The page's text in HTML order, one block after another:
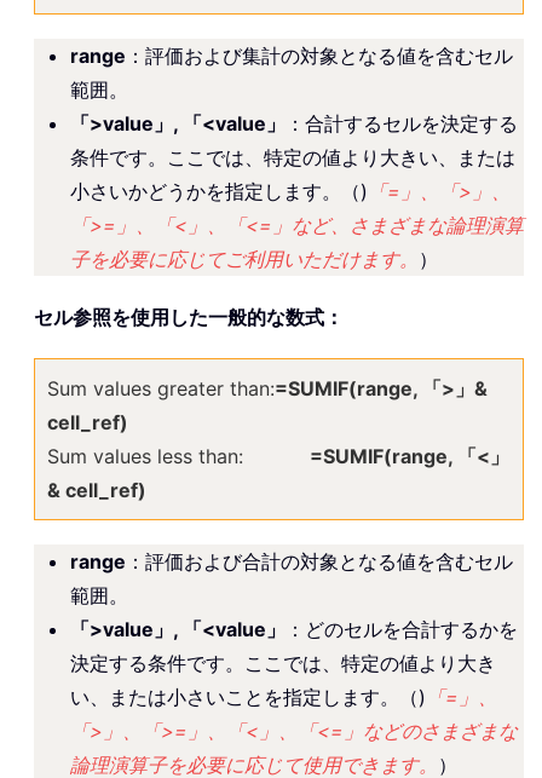
range ：評価および集計の対象となる値を含むセル
範囲。
「>value」, 「<value」
：合計するセルを決定する
条件です。ここでは、特定の値より大きい、または
小さいかどうかを指定します。（) 「=」、「>」、
「>=」、「<」、「<=」など、さまざまな論理演算
子を必要に応じてご利用いただけます。 ）
セル参照を使用した一般的な数式：
Sum values greater than:=SUMIF(range, 「>」&
cell_ref)
Sum values less than: =SUMIF(range, 「<」
& cell_ref)
range ：評価および合計の対象となる値を含むセル
範囲。
「>value」, 「<value」
：どのセルを合計するかを
決定する条件です。ここでは、特定の値より大き
い、または小さいことを指定します。（) 「=」、
「>」、「>=」、「<」、「<=」などのさまざまな
論理演算子を必要に応じて使用できます。 ）